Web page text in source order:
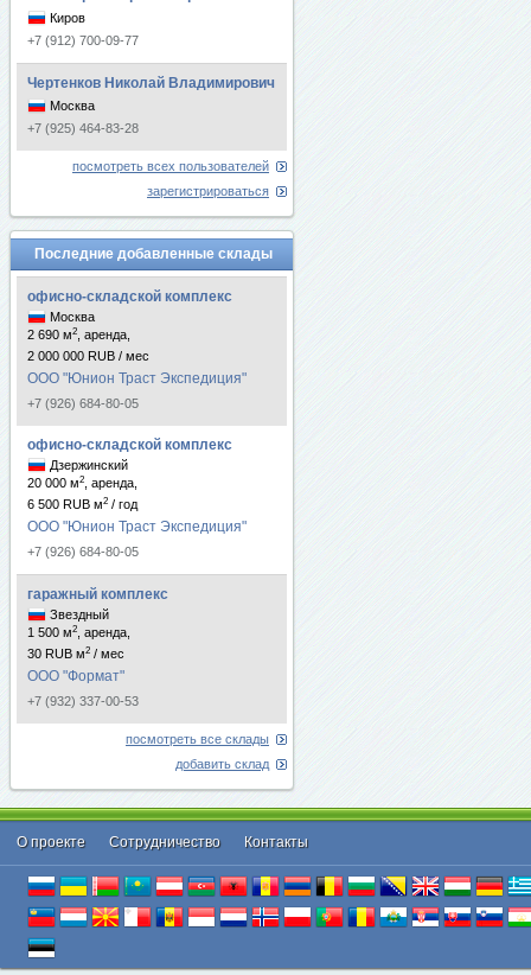
Киров
+7 (912) 700-09-77
Чертенков Николай Владимирович
Москва
+7 (925) 464-83-28
посмотреть всех пользователей
зарегистрироваться
Последние добавленные склады
офисно-складской комплекс
Москва
2 690 м2
, аренда,
2 000 000 RUB / мес
ООО "Юнион Траст Экспедиция"
+7 (926) 684-80-05
офисно-складской комплекс
Дзержинский
20 000 м2
, аренда,
6 500 RUB м2 / год
ООО "Юнион Траст Экспедиция"
+7 (926) 684-80-05
гаражный комплекс
Звездный
1 500 м2
, аренда,
30 RUB м2 / мес
ООО "Формат"
+7 (932) 337-00-53
посмотреть все склады
добавить склад
О проекте Cотрудничество Контакты